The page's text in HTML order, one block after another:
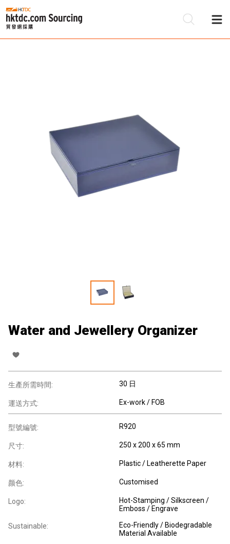
Water and Jewellery Organizer
生產所需時間: 30 日
運送方式: Ex-work / FOB
型號編號: R920
尺寸: 250 x 200 x 65 mm
材料: Plastic / Leatherette Paper
颜色: Customised
Logo:
Hot-Stamping / Silkscreen /
Emboss / Engrave
Sustainable:
Eco-Friendly / Biodegradable
Material Available